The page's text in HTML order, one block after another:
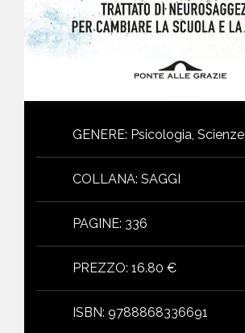
GENERE: Psicologia, Scienze
COLLANA: SAGGI
PAGINE: 336
PREZZO: 16.80 €
ISBN: 9788868336691